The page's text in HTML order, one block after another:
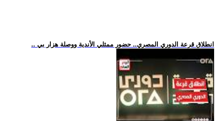
.. انطلاق قرعة الدوري المصري.. حضور ممثلي الأندية ووصلة هزار بي